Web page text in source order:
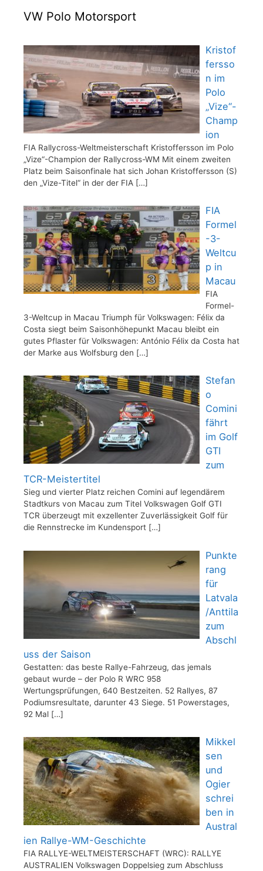
VW Polo Motorsport
Kristof
fersso
n im
Polo
„Vize“-
Champ
ion
FIA Rallycross-Weltmeisterschaft Kristoffersson im Polo
„Vize“-Champion der Rallycross-WM Mit einem zweiten
Platz beim Saisonfinale hat sich Johan Kristoffersson (S)
den „Vize-Titel“ in der der FIA […]
FIA
Formel
-3-
Weltcu
p in
Macau
FIA
Formel-
3-Weltcup in Macau Triumph für Volkswagen: Félix da
Costa siegt beim Saisonhöhepunkt Macau bleibt ein
gutes Pflaster für Volkswagen: António Félix da Costa hat
der Marke aus Wolfsburg den […]
Stefan
o
Comini
fährt
im Golf
GTI
zum
TCR-Meistertitel
Sieg und vierter Platz reichen Comini auf legendärem
Stadtkurs von Macau zum Titel Volkswagen Golf GTI
TCR überzeugt mit exzellenter Zuverlässigkeit Golf für
die Rennstrecke im Kundensport […]
Punkte
rang
für
Latvala
/Anttila
zum
Abschl
uss der Saison
Gestatten: das beste Rallye-Fahrzeug, das jemals
gebaut wurde – der Polo R WRC 958
Wertungsprüfungen, 640 Bestzeiten. 52 Rallyes, 87
Podiumsresultate, darunter 43 Siege. 51 Powerstages,
92 Mal […]
Mikkel
sen
und
Ogier
schrei
ben in
Austral
ien Rallye-WM-Geschichte
FIA RALLYE-WELTMEISTERSCHAFT (WRC): RALLYE
AUSTRALIEN Volkswagen Doppelsieg zum Abschluss